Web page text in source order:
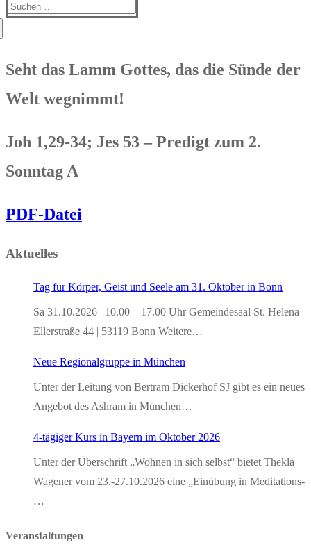
Suchen
Seht das Lamm Gottes, das die Sünde der
Welt wegnimmt!
Joh 1,29-34; Jes 53 – Predigt zum 2.
Sonntag A
PDF-Datei
Aktuelles
Tag für Körper, Geist und Seele am 31. Oktober in Bonn
Sa 31.10.2026 | 10.00 – 17.00 Uhr Gemeindesaal St. Helena
Ellerstraße 44 | 53119 Bonn Weitere…
Neue Regionalgruppe in München
Unter der Leitung von Bertram Dickerhof SJ gibt es ein neues
Angebot des Ashram in München…
4-tägiger Kurs in Bayern im Oktober 2026
Unter der Überschrift „Wohnen in sich selbst“ bietet Thekla
Wagener vom 23.-27.10.2026 eine „Einübung in Meditations-
…
Veranstaltungen